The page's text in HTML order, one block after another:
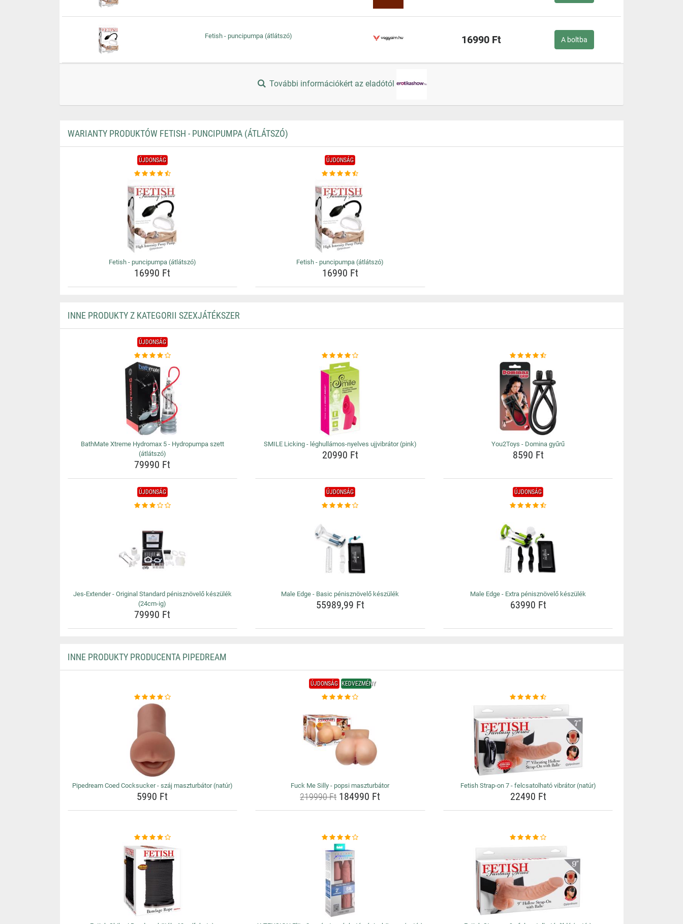
Fetish - puncipumpa (átlátszó) 16990 Ft A boltba
További információkért az eladótól
WARIANTY PRODUKTÓW FETISH - PUNCIPUMPA (ÁTLÁTSZÓ)
ÚJDONSÁG
Fetish - puncipumpa (átlátszó)
16990 Ft
ÚJDONSÁG
Fetish - puncipumpa (átlátszó)
16990 Ft
INNE PRODUKTY Z KATEGORII SZEXJÁTÉKSZER
ÚJDONSÁG
BathMate Xtreme Hydromax 5 - Hydropumpa szett
(átlátszó)
79990 Ft
SMILE Licking - léghullámos-nyelves ujjvibrátor (pink)
20990 Ft
You2Toys - Domina gyűrű
8590 Ft
ÚJDONSÁG
Jes-Extender - Original Standard pénisznövelő készülék
(24cm-ig)
79990 Ft
ÚJDONSÁG
Male Edge - Basic pénisznövelő készülék
55989,99 Ft
ÚJDONSÁG
Male Edge - Extra pénisznövelő készülék
63990 Ft
INNE PRODUKTY PRODUCENTA PIPEDREAM
Pipedream Coed Cocksucker - száj maszturbátor (natúr)
5990 Ft
ÚJDONSÁG KEDVEZMÉNY
Fuck Me Silly - popsi maszturbátor
219990 Ft184990 Ft
Fetish Strap-on 7 - felcsatolható vibrátor (natúr)
22490 Ft